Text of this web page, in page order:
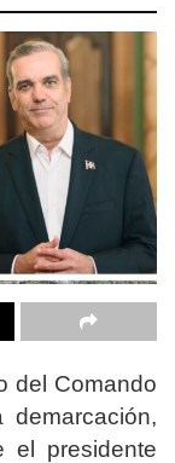
del Comando
el presidente